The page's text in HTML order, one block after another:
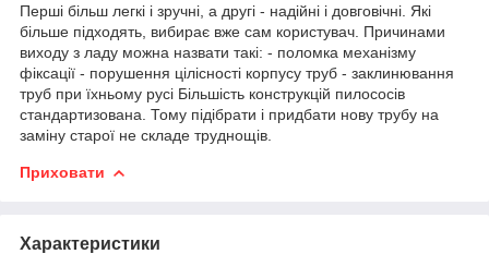
Перші більш легкі і зручні, а другі - надійні і довговічні. Які
більше підходять, вибирає вже сам користувач. Причинами
виходу з ладу можна назвати такі: - поломка механізму
фіксації - порушення цілісності корпусу труб - заклинювання
труб при їхньому русі Більшість конструкцій пилососів
стандартизована. Тому підібрати і придбати нову трубу на
заміну старої не складе труднощів.
Приховати
Характеристики